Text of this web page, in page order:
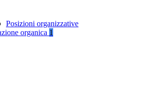
Posizioni organizzative
organica 1